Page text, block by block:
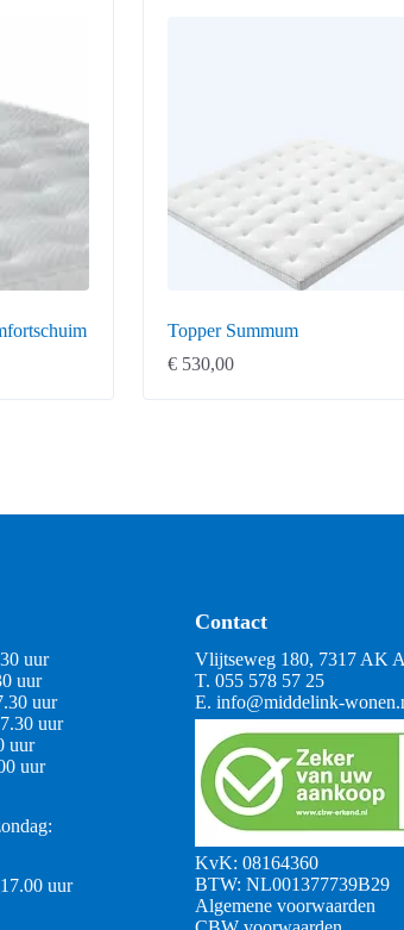
Topper Summum
€ 530,00
uur
uur
uur
uur
uur
uur
uur
Contact
Vlijtseweg 180, 7317 AK
T. 055 578 57 25
E. info@middelink-
KvK: 08164360
BTW: NL001377739B29
Algemene voorwaarden